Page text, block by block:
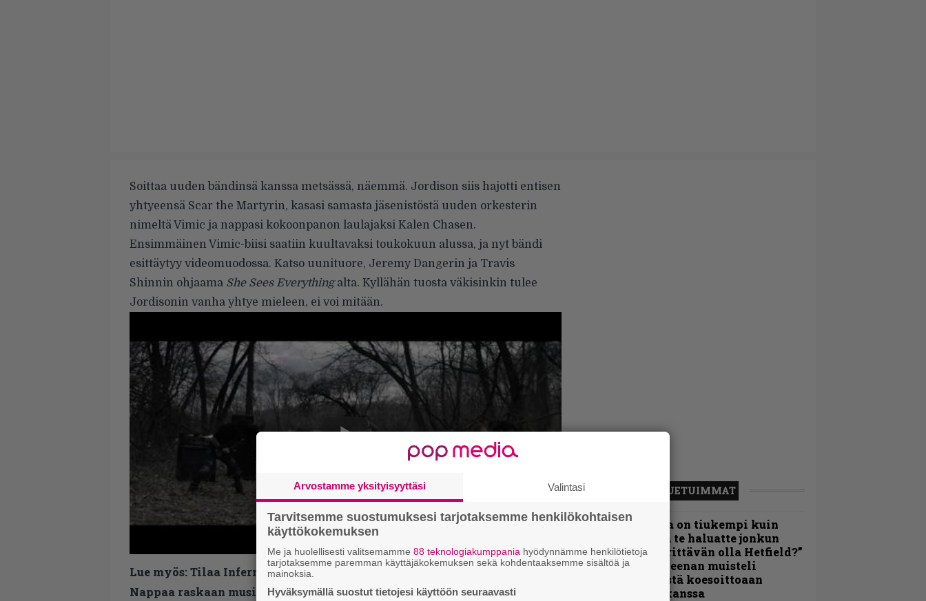
Soittaa uuden bändinsä kanssa metsässä, näemmä. Jordison siis hajotti entisen
yhtyeensä Scar the Martyrin, kasasi samasta jäsenistöstä uuden orkesterin
nimeltä Vimic ja nappasi kokoonpanon laulajaksi Kalen Chasen.
Ensimmäinen Vimic-biisi saatiin kuultavaksi toukokuun alussa, ja nyt bändi
esittäytyy videomuodossa. Katso uunituore, Jeremy Dangerin ja Travis
Shinnin ohjaama She Sees Everythingalta. Kyllähän tuosta väkisinkin tulee
Jordisonin vanha yhtye mieleen, ei voi mitään.
Lue myös:Tilaa Infernon uutiskirje ja tiedät mistä kahvitauolla puhutaan!
Nappaa raskaan musiikin uutiset ja puheenaiheet suoraan sähköpostiin
LUETUIMMAT
”Metallica on tiukempi kuin
koskaan ja te haluatte jonkun
nulikan yrittävän olla Hetfield?”
– Pepper Keenan muisteli
ensimmäistä koesoittoaan
hevijätin kanssa
Arvostamme yksityisyyttäsi Valintasi
Tarvitsemme suostumuksesi tarjotaksemme henkilökohtaisen
käyttökokemuksen
Me ja huolellisesti valitsemamme 88 teknologiakumppania hyödynnämme henkilötietoja
tarjotaksemme paremman käyttäjäkokemuksen sekä kohdentaaksemme sisältöä ja
mainoksia.
Hyväksymällä suostut tietojesi käyttöön seuraavasti